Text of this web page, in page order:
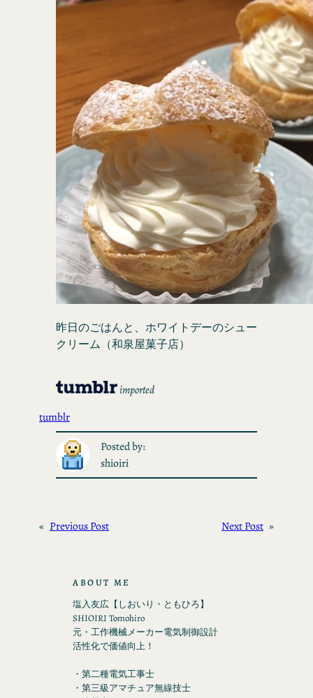
昨日のごはんと、ホワイトデーのシュー
クリーム（和泉屋菓子店）
imported
tumblr
Posted by:
shioiri
« Previous Post Next Post »
ABOUT ME
塩入友広【しおいり・ともひろ】
SHIOIRI Tomohiro
元・工作機械メーカー電気制御設計
活性化で価値向上！
・第二種電気工事士
・第三級アマチュア無線技士